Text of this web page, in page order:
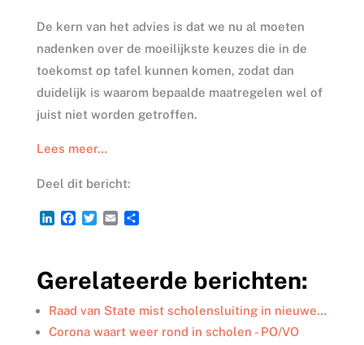
De kern van het advies is dat we nu al moeten
nadenken over de moeilijkste keuzes die in de
toekomst op tafel kunnen komen, zodat dan
duidelijk is waarom bepaalde maatregelen wel of
juist niet worden getroffen.
Lees meer…
Deel dit bericht:
L
e
d
I
n
F
b
o
o
k
T
t
e
r
E
l
D
n
Gerelateerde berichten:
Raad van State mist scholensluiting in nieuwe…
Corona waart weer rond in scholen - PO/VO